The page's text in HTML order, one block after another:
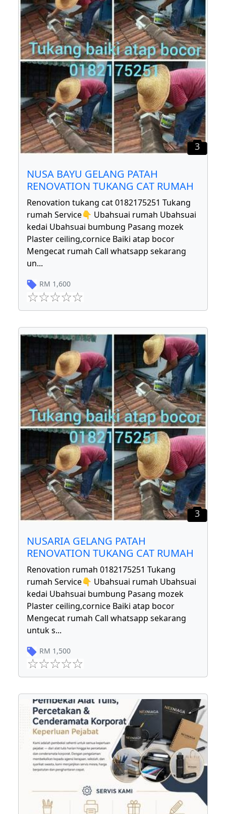
3
NUSA BAYU GELANG PATAH
RENOVATION TUKANG CAT RUMAH
Renovation tukang cat 0182175251 Tukang
rumah Service👇 Ubahsuai rumah Ubahsuai
kedai Ubahsuai bumbung Pasang mozek
Plaster ceiling,cornice Baiki atap bocor
Mengecat rumah Call whatsapp sekarang
un...
RM 1,600
3
NUSARIA GELANG PATAH
RENOVATION TUKANG CAT RUMAH
Renovation rumah 0182175251 Tukang
rumah Service👇 Ubahsuai rumah Ubahsuai
kedai Ubahsuai bumbung Pasang mozek
Plaster ceiling,cornice Baiki atap bocor
Mengecat rumah Call whatsapp sekarang
untuk s...
RM 1,500